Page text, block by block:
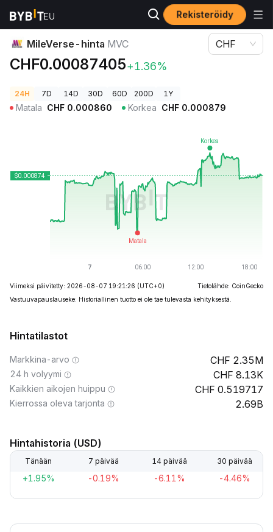
Rekisteröidy
Kryptohinnat
MileVerse-hinta MVC
CHF0.00087405+1.36%
CHF
24H 7D 14D 30D 60D 200D 1Y
Matala CHF 0.000860 Korkea CHF 0.000879
Viimeksi päivitetty: 2026-08-07 19:21:26 (UTC+0)
Tietolähde: CoinGecko
Vastuuvapauslauseke: Historiallinen tuotto ei ole tae tulevasta kehityksestä.
Hintatilastot
Markkina-arvo 2.35M
24 h volyymi 8.13K
Kaikkien aikojen huippu 0.519717
Kierrossa oleva tarjonta 2.69B
Hintahistoria (USD)
Tänään 7 päivää 14 päivää 30 päivää
+1.95% -0.19% -6.11% -4.46%